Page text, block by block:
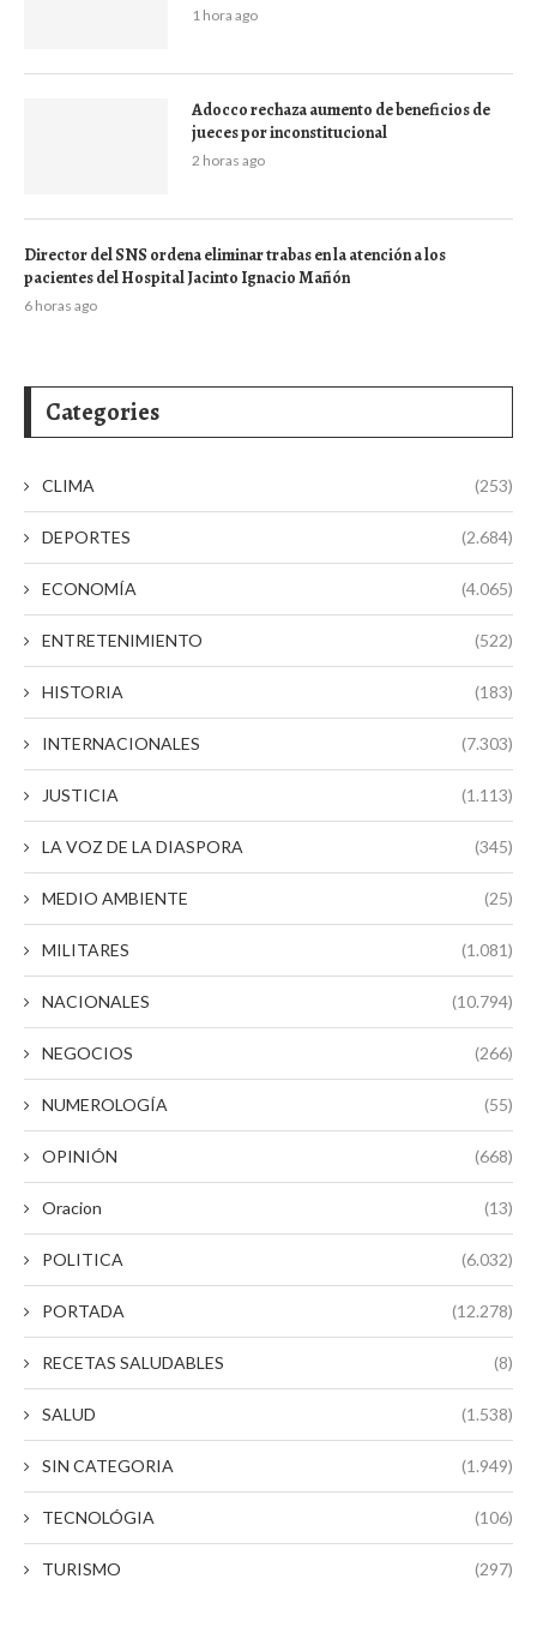
1 hora ago
Adocco rechaza aumento de beneficios de
jueces por inconstitucional
2 horas ago
Director del SNS ordena eliminar trabas en la atención a los
pacientes del Hospital Jacinto Ignacio Mañón
6 horas ago
Categories
CLIMA (253)
DEPORTES (2.684)
ECONOMÍA (4.065)
ENTRETENIMIENTO (522)
HISTORIA (183)
INTERNACIONALES (7.303)
JUSTICIA (1.113)
LA VOZ DE LA DIASPORA (345)
MEDIO AMBIENTE (25)
MILITARES (1.081)
NACIONALES (10.794)
NEGOCIOS (266)
NUMEROLOGÍA (55)
OPINIÓN (668)
Oracion (13)
POLITICA (6.032)
PORTADA (12.278)
RECETAS SALUDABLES (8)
SALUD (1.538)
SIN CATEGORIA (1.949)
TECNOLÓGIA (106)
TURISMO (297)